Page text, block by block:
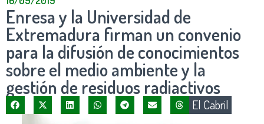
Enresa y la Universidad de
Extremadura firman un convenio
para la difusión de conocimientos
sobre el medio ambiente y la
gestión de residuos radiactivos
El Cabril